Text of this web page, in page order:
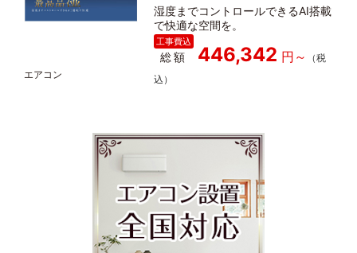
湿度までコントロールできるAI搭載
で快適な空間を。
総額 446,342